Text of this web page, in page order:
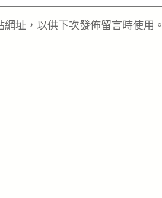
址，以供下次發佈留言時使用。